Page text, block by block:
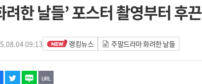
려한 날들’ 포스터 촬영부터 후끈
09:13 랭킹뉴스 주말드라마 화려한 날들